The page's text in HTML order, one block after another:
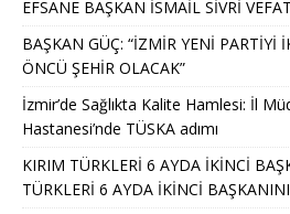
EFSANE BAŞKAN İSMAİL SİVRİ
BAŞKAN GÜÇ: “İZMİR YENİ PARTİYİ
ÖNCÜ ŞEHİR OLACAK”
İzmir’de Sağlıkta Kalite Hamlesi: İl
Hastanesi’nde TÜSKA adımı
KIRIM TÜRKLERİ 6 AYDA İKİNCİ
TÜRKLERİ 6 AYDA İKİNCİ